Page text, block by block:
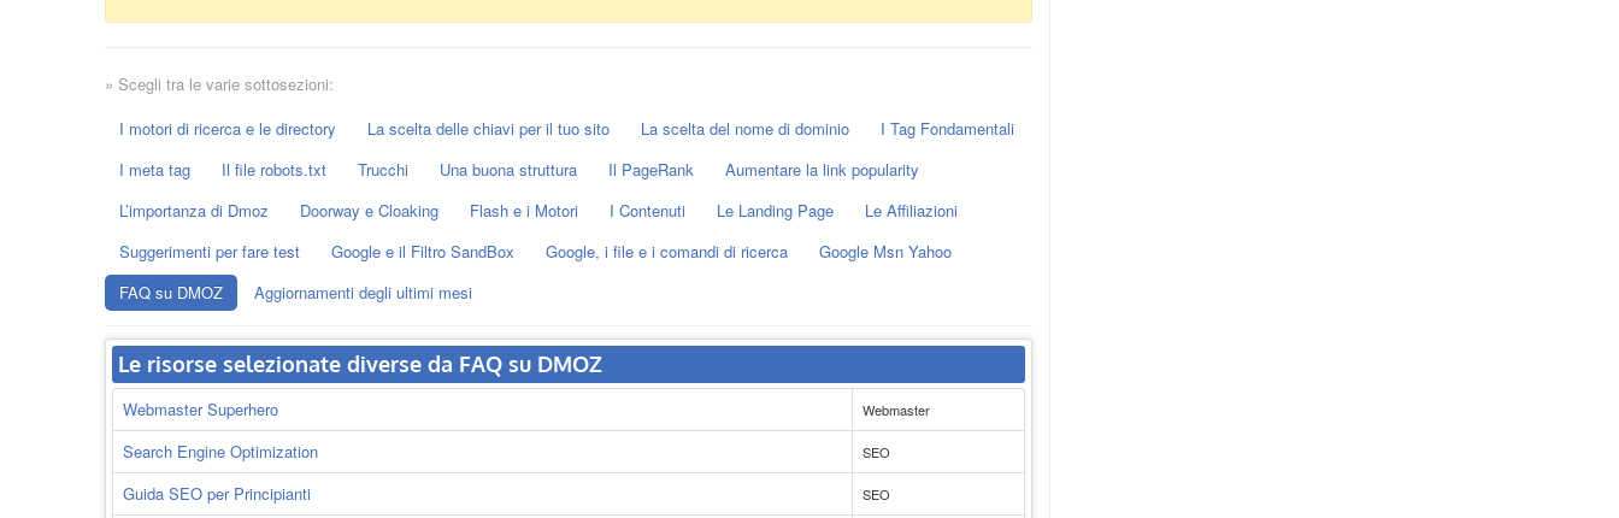
» Scegli tra le varie sottosezioni:
I motori di ricerca e le directory
La scelta delle chiavi per il tuo sito La scelta del nome di dominio
I Tag Fondamentali
I meta tag
Il file robots.txt Trucchi Una buona struttura Il PageRank
Aumentare la link popularity
L’importanza di Dmoz
Doorway e Cloaking Flash e i Motori I Contenuti Le Landing Page
Le Affiliazioni
Suggerimenti per fare test
Google e il Filtro SandBox Google, i file e i comandi di ricerca
Google Msn Yahoo
FAQ su DMOZ
Aggiornamenti degli ultimi mesi
Le risorse selezionate diverse da FAQ su DMOZ
Webmaster Superhero Webmaster
Search Engine Optimization SEO
Guida SEO per Principianti SEO